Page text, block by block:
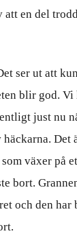
att en del
ser ut att
blir god. Vi
just nu
Det
växer på
bort.
och den